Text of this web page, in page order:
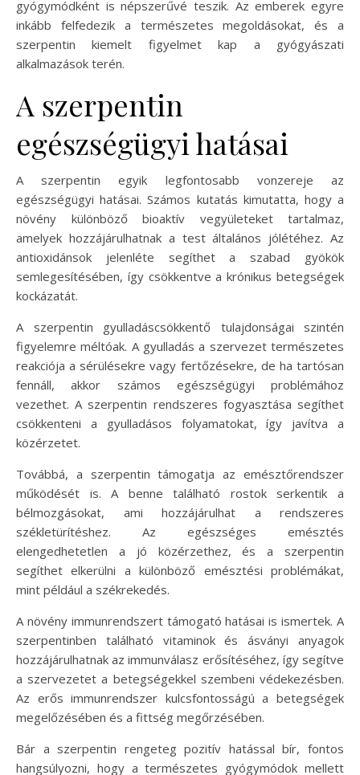
gyógymódként is népszerűvé teszik. Az emberek egyre
inkább felfedezik a természetes megoldásokat, és a
szerpentin kiemelt figyelmet kap a gyógyászati
alkalmazások terén.
A szerpentin
egészségügyi hatásai
A szerpentin egyik legfontosabb vonzereje az
egészségügyi hatásai. Számos kutatás kimutatta, hogy a
növény különböző bioaktív vegyületeket tartalmaz,
amelyek hozzájárulhatnak a test általános jólétéhez. Az
antioxidánsok jelenléte segíthet a szabad gyökök
semlegesítésében, így csökkentve a krónikus betegségek
kockázatát.
A szerpentin gyulladáscsökkentő tulajdonságai szintén
figyelemre méltóak. A gyulladás a szervezet természetes
reakciója a sérülésekre vagy fertőzésekre, de ha tartósan
fennáll, akkor számos egészségügyi problémához
vezethet. A szerpentin rendszeres fogyasztása segíthet
csökkenteni a gyulladásos folyamatokat, így javítva a
közérzetet.
Továbbá, a szerpentin támogatja az emésztőrendszer
működését is. A benne található rostok serkentik a
bélmozgásokat, ami hozzájárulhat a rendszeres
székletürítéshez. Az egészséges emésztés
elengedhetetlen a jó közérzethez, és a szerpentin
segíthet elkerülni a különböző emésztési problémákat,
mint például a székrekedés.
A növény immunrendszert támogató hatásai is ismertek. A
szerpentinben található vitaminok és ásványi anyagok
hozzájárulhatnak az immunválasz erősítéséhez, így segítve
a szervezetet a betegségekkel szembeni védekezésben.
Az erős immunrendszer kulcsfontosságú a betegségek
megelőzésében és a fittség megőrzésében.
Bár a szerpentin rengeteg pozitív hatással bír, fontos
hangsúlyozni, hogy a természetes gyógymódok mellett